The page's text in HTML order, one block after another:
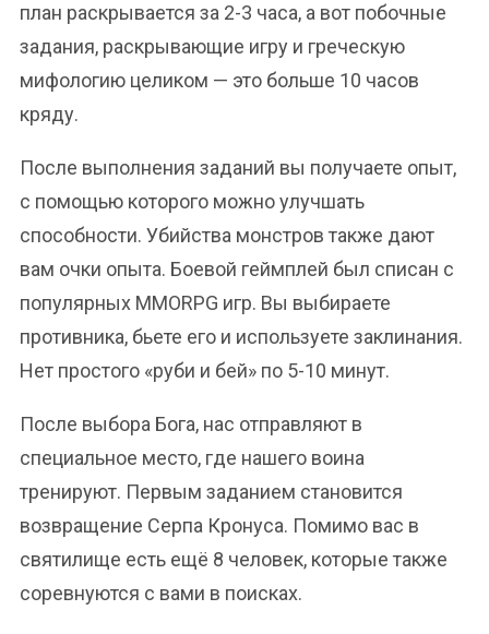
план раскрывается за 2-3 часа, а вот побочные
задания, раскрывающие игру и греческую
мифологию целиком — это больше 10 часов
кряду.
После выполнения заданий вы получаете опыт,
с помощью которого можно улучшать
способности. Убийства монстров также дают
вам очки опыта. Боевой геймплей был списан с
популярных MMORPG игр. Вы выбираете
противника, бьете его и используете заклинания.
Нет простого «руби и бей» по 5-10 минут.
После выбора Бога, нас отправляют в
специальное место, где нашего воина
тренируют. Первым заданием становится
возвращение Серпа Кронуса. Помимо вас в
святилище есть ещё 8 человек, которые также
соревнуются с вами в поисках.